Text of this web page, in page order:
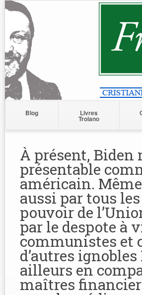
Blog Livres
Troiano
À présent, Biden
présentable
américain.
aussi par tous
pouvoir de
par le despote à
communistes et
d’autres
ailleurs en
maîtres